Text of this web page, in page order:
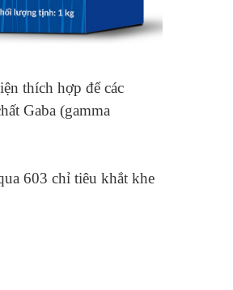
thích hợp để các
Gaba (gamma
603 chỉ tiêu khắt khe